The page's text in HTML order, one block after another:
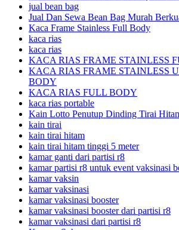
jual bean bag
Jual Dan Sewa Bean Bag Murah
Kaca Frame Stainless Full Body
kaca rias
kaca rias
KACA RIAS FRAME STAINLESS
KACA RIAS FRAME STAINLESS
BODY
KACA RIAS FULL BODY
kaca rias portable
Kain Lotto Penutup Dinding Tirai
kain tirai
kain tirai hitam
kain tirai hitam tinggi 5 meter
kamar ganti dari partisi r8
kamar partisi r8 untuk event vaksinasi
kamar vaksin
kamar vaksinasi
kamar vaksinasi booster
kamar vaksinasi booster dari partisi r8
kamar vaksinasi dari partisi r8